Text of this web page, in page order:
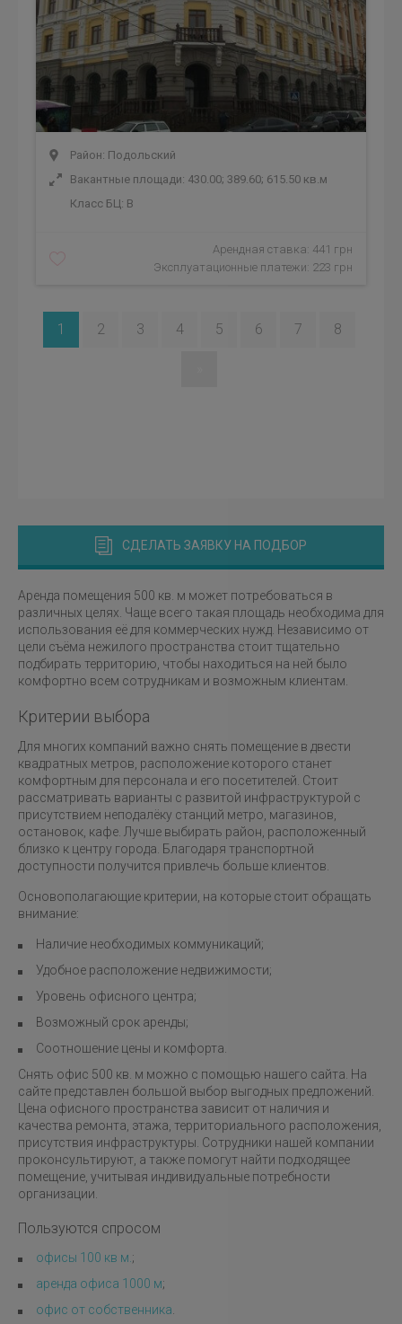
Район: Подольский
Вакантные площади: 430.00; 389.60; 615.50 кв.м
Класс БЦ: B
Арендная ставка: 441 грн
Эксплуатационные платежи: 223 грн
1 2 3 4 5 6 7 8
СДЕЛАТЬ ЗАЯВКУ НА ПОДБОР
Аренда помещения 500 кв. м может потребоваться в
различных целях. Чаще всего такая площадь необходима для
использования её для коммерческих нужд. Независимо от
цели съёма нежилого пространства стоит тщательно
подбирать территорию, чтобы находиться на ней было
комфортно всем сотрудникам и возможным клиентам.
Критерии выбора
Для многих компаний важно снять помещение в двести
квадратных метров, расположение которого станет
комфортным для персонала и его посетителей. Стоит
рассматривать варианты с развитой инфраструктурой с
присутствием неподалёку станций метро, магазинов,
остановок, кафе. Лучше выбирать район, расположенный
близко к центру города. Благодаря транспортной
доступности получится привлечь больше клиентов.
Основополагающие критерии, на которые стоит обращать
внимание:
Наличие необходимых коммуникаций;
Удобное расположение недвижимости;
Уровень офисного центра;
Возможный срок аренды;
Соотношение цены и комфорта.
Снять офис 500 кв. м можно с помощью нашего сайта. На
сайте представлен большой выбор выгодных предложений.
Цена офисного пространства зависит от наличия и
качества ремонта, этажа, территориального расположения,
присутствия инфраструктуры. Сотрудники нашей компании
проконсультируют, а также помогут найти подходящее
помещение, учитывая индивидуальные потребности
организации.
Пользуются спросом
офисы 100 кв м. ;
аренда офиса 1000 м;
офис от собственника